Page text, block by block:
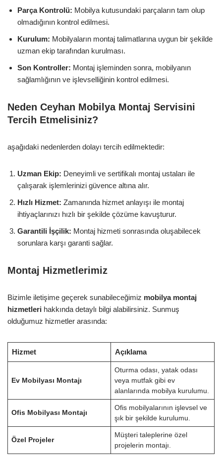
Parça Kontrolü: Mobilya kutusundaki parçaların tam olup
olmadığının kontrol edilmesi.
Kurulum: Mobilyaların montaj talimatlarına uygun bir şekilde
uzman ekip tarafından kurulması.
Son Kontroller: Montaj işleminden sonra, mobilyanın
sağlamlığının ve işlevselliğinin kontrol edilmesi.
Neden Ceyhan Mobilya Montaj Servisini
Tercih Etmelisiniz?
aşağıdaki nedenlerden dolayı tercih edilmektedir:
Uzman Ekip: Deneyimli ve sertifikalı montaj ustaları ile
çalışarak işlemlerinizi güvence altına alır.
Hızlı Hizmet: Zamanında hizmet anlayışı ile montaj
ihtiyaçlarınızı hızlı bir şekilde çözüme kavuşturur.
Garantili İşçilik: Montaj hizmeti sonrasında oluşabilecek
sorunlara karşı garanti sağlar.
Montaj Hizmetlerimiz
Bizimle iletişime geçerek sunabileceğimiz mobilya montaj
hizmetleri hakkında detaylı bilgi alabilirsiniz. Sunmuş
olduğumuz hizmetler arasında:
Hizmet Açıklama
Ev Mobilyası Montajı
Oturma odası, yatak odası
veya mutfak gibi ev
alanlarında mobilya kurulumu.
Ofis Mobilyası Montajı
Ofis mobilyalarının işlevsel ve
şık bir şekilde kurulumu.
Özel Projeler
Müşteri taleplerine özel
projelerin montajı.